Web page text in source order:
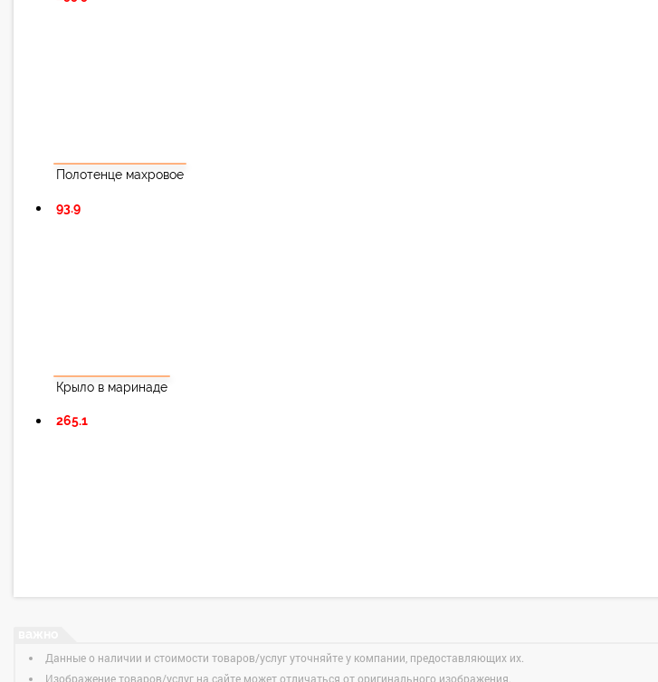
Полотенце махровое
93.9
Крыло в маринаде
265.1
Данные о наличии и стоимости товаров/услуг уточняйте у компании, предоставляющих их.
Изображение товаров/услуг на сайте может отличаться от оригинального изображения.